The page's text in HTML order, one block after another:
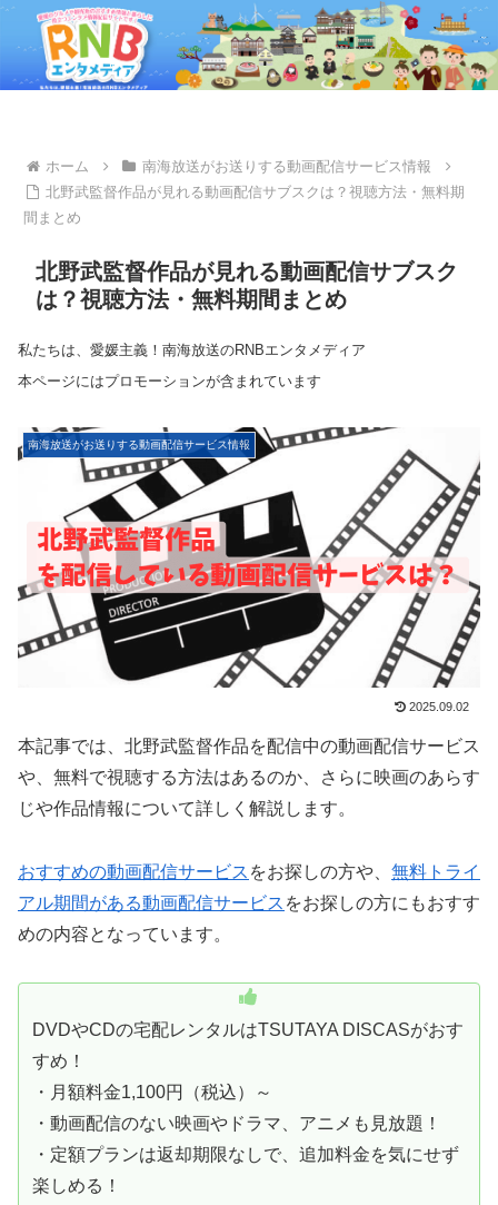
ホーム
南海放送がお送りする動画配信サービス情報
北野武監督作品が見れる動画配信サブスクは？視聴方法・無料期
間まとめ
北野武監督作品が見れる動画配信サブスク
は？視聴方法・無料期間まとめ
私たちは、愛媛主義！南海放送のRNBエンタメディア
本ページにはプロモーションが含まれています
南海放送がお送りする動画配信サービス情報
2025.09.02
本記事では、北野武監督作品を配信中の動画配信サービス
や、無料で視聴する方法はあるのか、さらに映画のあらす
じや作品情報について詳しく解説します。
おすすめの動画配信サービス をお探しの方や、 無料トライ
アル期間がある動画配信サービス をお探しの方にもおすす
めの内容となっています。
DVDやCDの宅配レンタルはTSUTAYA DISCASがおす
すめ！
・月額料金1,100円（税込）～
・動画配信のない映画やドラマ、アニメも見放題！
・定額プランは返却期限なしで、追加料金を気にせず
楽しめる！